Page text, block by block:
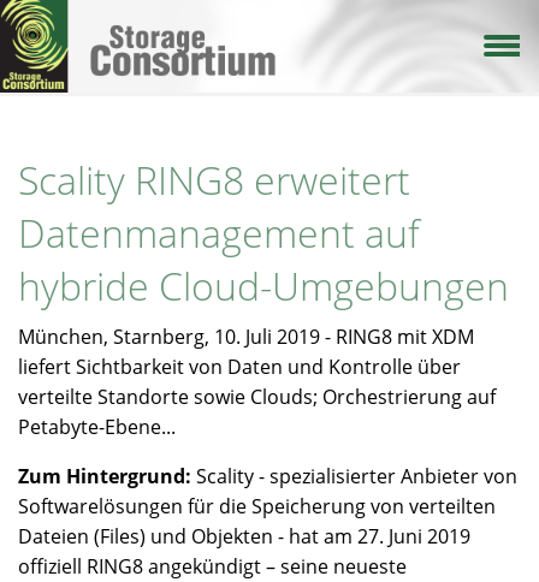
Direkt
zum
Inhalt
Scality RING8 erweitert
Datenmanagement auf
hybride Cloud-Umgebungen
München, Starnberg, 10. Juli 2019 - RING8 mit XDM
liefert Sichtbarkeit von Daten und Kontrolle über
verteilte Standorte sowie Clouds; Orchestrierung auf
Petabyte-Ebene...
Zum Hintergrund: Scality - spezialisierter Anbieter von
Softwarelösungen für die Speicherung von verteilten
Dateien (Files) und Objekten - hat am 27. Juni 2019
offiziell RING8 angekündigt – seine neueste